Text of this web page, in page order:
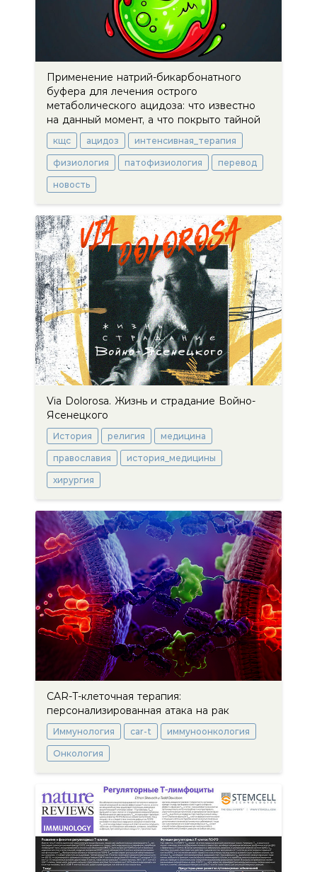
Применение натрий-бикарбонатного
буфера для лечения острого
метаболического ацидоза: что известно
на данный момент, а что покрыто тайной
кщс ацидоз интенсивная_терапия
физиология патофизиология перевод
новость
Via Dolorosa. Жизнь и страдание Войно-
Ясенецкого
История религия медицина
православия история_медицины
хирургия
CAR-T-клеточная терапия:
персонализированная атака на рак
Иммунология car-t иммуноонкология
Онкология